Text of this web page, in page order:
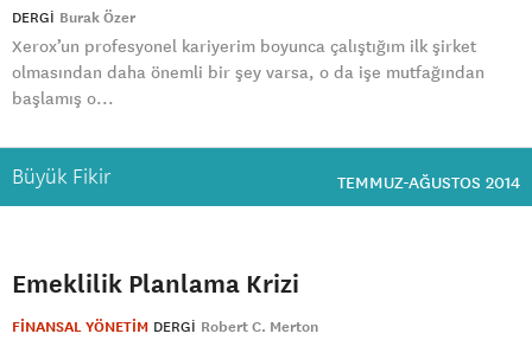
DERGI Burak Özer
Xerox’un profesyonel kariyerim boyunca çalıştığım ilk şirket
olmasından daha önemli bir şey varsa, o da işe mutfağından
başlamış o...
Büyük Fikir TEMMUZ-AĞUSTOS 2014
Emeklilik Planlama Krizi
FİNANSAL YÖNETİM DERGI Robert C. Merton